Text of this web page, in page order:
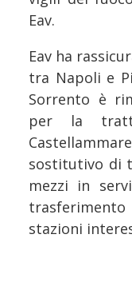
Eav.
Eav ha
tra Napoli e
Sorrento è
per la
sostitutivo di
mezzi in
stazioni